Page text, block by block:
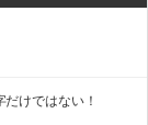
けではない！